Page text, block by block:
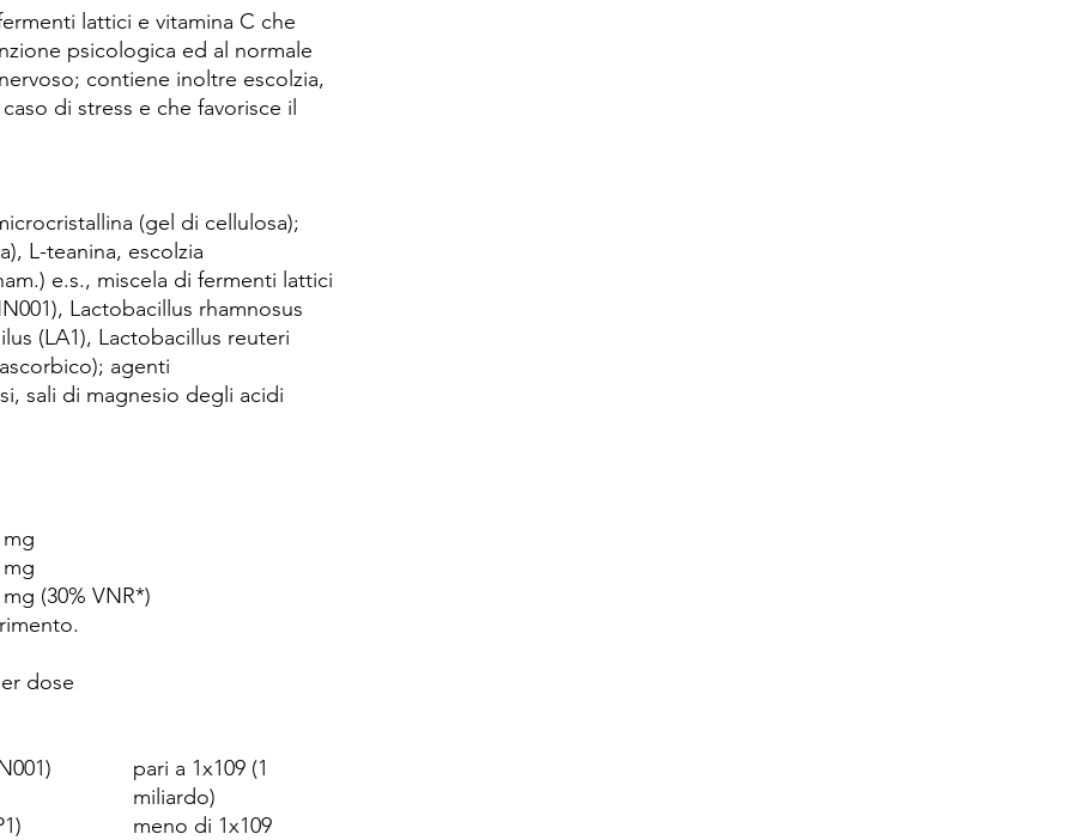
lattici e vitamina C che
psicologica ed al normale
contiene inoltre escolzia,
di stress e che favorisce il
(gel di cellulosa);
L-teanina, escolzia
e.s., miscela di fermenti lattici
Lactobacillus rhamnosus
(LA1), Lactobacillus reuteri
agenti
sali di magnesio degli acidi
mg
mg
(30% VNR*)
dose
pari a 1x109 (1
miliardo)
meno di 1x109